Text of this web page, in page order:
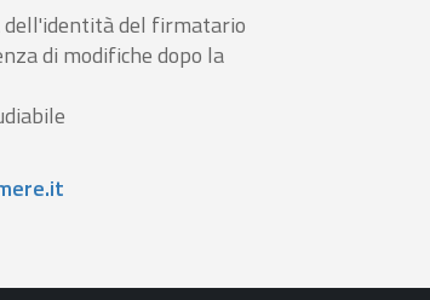
del firmatario
di modifiche dopo la